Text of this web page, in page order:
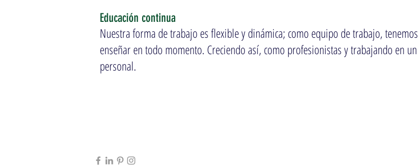
Educación continua
Nuestra forma de trabajo es flexible y dinámica; como equipo de trabajo,
enseñar en todo momento. Creciendo así, como profesionistas y trabajando en
personal.